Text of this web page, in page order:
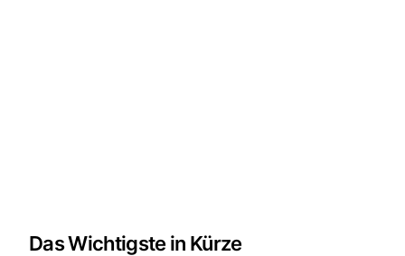
Das Wichtigste in Kürze